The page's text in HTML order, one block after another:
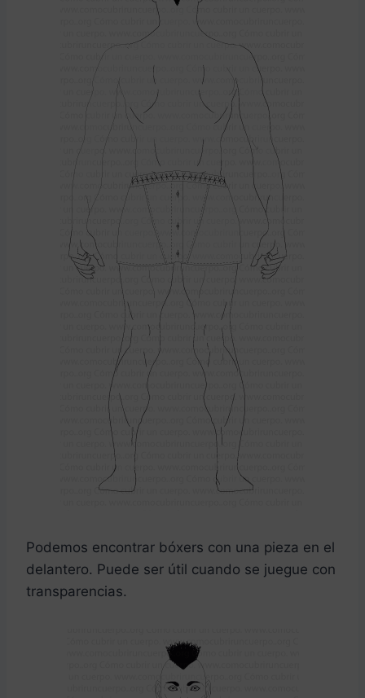
Podemos encontrar bóxers con una pieza en el
delantero. Puede ser útil cuando se juegue con
transparencias.